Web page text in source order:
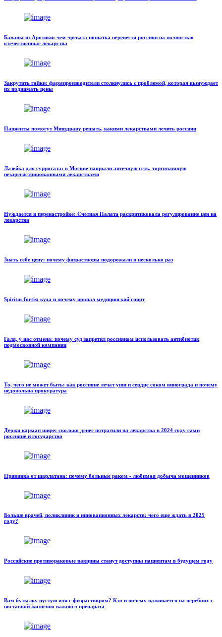
Бананы из Арктики: чем чревата попытка перевести россиян на полностью
отечественные лекарства
Закрутить гайки: фармпроизводители столкнулись с проблемой, которая вынуждает
их поднимать цены
Пациенты помогут Минздраву решать, какими лекарствами лечить россиян
Лазейка для суррогата: в Москве накрыли аптечную сеть, торговавшую
незарегистрированными лекарствами
Нуждается в перенастройке: Счетная Палата раскритиковала регулирование цен на
лекарства
Знать себе цену: почему физрастворы подорожали в несколько раз
Spiritus fortis: куда и почему пропал медицинский спирт
Галя, у нас отмена: почему суд запретил россиянам использовать антибиотик
подмосковной компании
То, чего не может быть: как россияне лечат уши и сердце соком винограда и почему
недовольна прокуратура
Держи карман шире: сколько денег потратили на лекарства в 2024 году сами
россияне и государство
Прививка от шарлатана: почему больные раком - любимая добыча мошенников
Больше врачей, поликлиник и инновационных лекарств: чего еще ждать в 2025
году?
Российские противораковые вакцины станут доступны пациентам в будущем году
Вам бутылку пустую или с физраствором? Кто и почему наживается на перебоях с
поставкой жизненно важного препарата